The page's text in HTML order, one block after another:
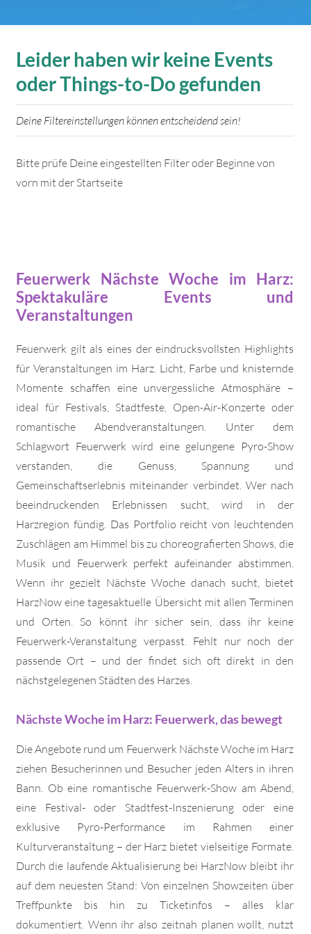
Leider haben wir keine Events
oder Things-to-Do gefunden
Deine Filtereinstellungen können entscheidend sein!
Bitte prüfe Deine eingestellten Filter oder Beginne von
vorn mit der Startseite
Feuerwerk Nächste Woche im Harz:
Spektakuläre Events und
Veranstaltungen
Feuerwerk gilt als eines der eindrucksvollsten Highlights
für Veranstaltungen im Harz. Licht, Farbe und knisternde
Momente schaffen eine unvergessliche Atmosphäre –
ideal für Festivals, Stadtfeste, Open-Air-Konzerte oder
romantische Abendveranstaltungen. Unter dem
Schlagwort Feuerwerk wird eine gelungene Pyro-Show
verstanden, die Genuss, Spannung und
Gemeinschaftserlebnis miteinander verbindet. Wer nach
beeindruckenden Erlebnissen sucht, wird in der
Harzregion fündig. Das Portfolio reicht von leuchtenden
Zuschlägen am Himmel bis zu choreografierten Shows, die
Musik und Feuerwerk perfekt aufeinander abstimmen.
Wenn ihr gezielt Nächste Woche danach sucht, bietet
HarzNow eine tagesaktuelle Übersicht mit allen Terminen
und Orten. So könnt ihr sicher sein, dass ihr keine
Feuerwerk-Veranstaltung verpasst. Fehlt nur noch der
passende Ort – und der findet sich oft direkt in den
nächstgelegenen Städten des Harzes.
Nächste Woche im Harz: Feuerwerk, das bewegt
Die Angebote rund um Feuerwerk Nächste Woche im Harz
ziehen Besucherinnen und Besucher jeden Alters in ihren
Bann. Ob eine romantische Feuerwerk-Show am Abend,
eine Festival- oder Stadtfest-Inszenierung oder eine
exklusive Pyro-Performance im Rahmen einer
Kulturveranstaltung – der Harz bietet vielseitige Formate.
Durch die laufende Aktualisierung bei HarzNow bleibt ihr
auf dem neuesten Stand: Von einzelnen Showzeiten über
Treffpunkte bis hin zu Ticketinfos – alles klar
dokumentiert. Wenn ihr also zeitnah planen wollt, nutzt